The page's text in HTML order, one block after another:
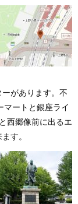
があります。不
マートと銀座ライ
西郷像前に出るエ
す。